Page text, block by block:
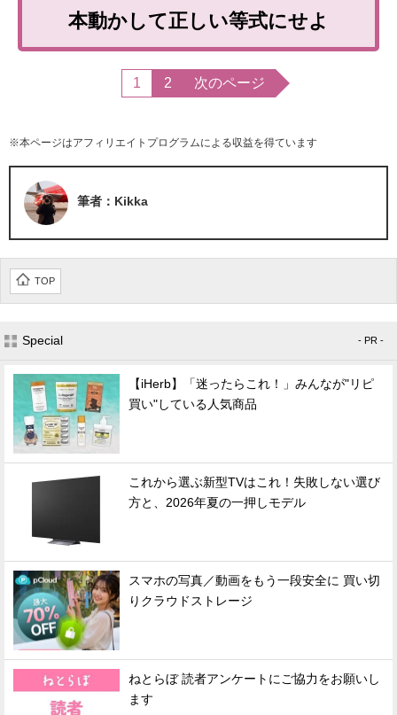
本動かして正しい等式にせよ
1 2 次のページ
※本ページはアフィリエイトプログラムによる収益を得ています
筆者：Kikka
TOP
Special - PR -
【iHerb】「迷ったらこれ！」みんなが"リピ
買い"している人気商品
これから選ぶ新型TVはこれ！失敗しない選び
方と、2026年夏の一押しモデル
スマホの写真／動画をもう一段安全に 買い切
りクラウドストレージ
ねとらぼ 読者アンケートにご協力をお願いし
ます